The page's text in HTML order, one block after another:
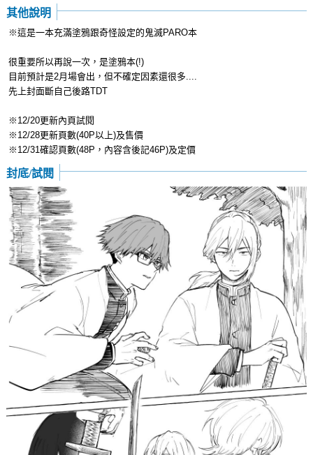
其他說明
※這是一本充滿塗鴉跟奇怪設定的鬼滅PARO本
很重要所以再說一次，是塗鴉本(!)
目前預計是2月場會出，但不確定因素還很多....
先上封面斷自己後路TDT
※12/20更新內頁試閱
※12/28更新頁數(40P以上)及售價
※12/31確認頁數(48P，內容含後記46P)及定價
封底/試閱